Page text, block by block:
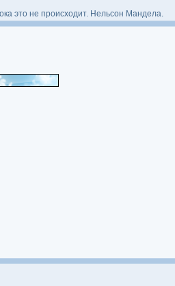
это не происходит. Нельсон Мандела.